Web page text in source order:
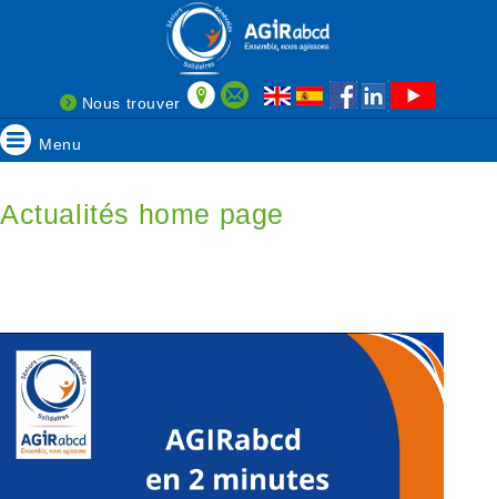
Nous trouver
Menu
Actualités home page